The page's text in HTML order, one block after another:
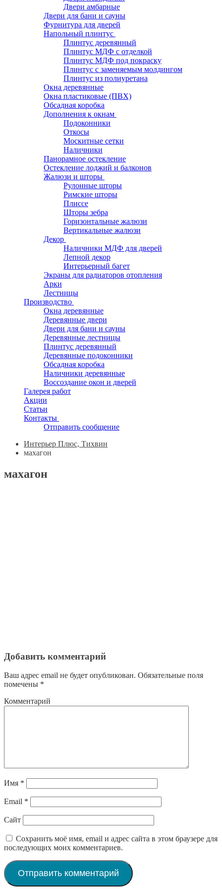
Двери амбарные
Двери для бани и сауны
Фурнитура для дверей
Напольный плинтус
Плинтус деревянный
Плинтус МДФ с отделкой
Плинтус МДФ под покраску
Плинтус с заменяемым молдингом
Плинтус из полиуретана
Окна деревянные
Окна пластиковые (ПВХ)
Обсадная коробка
Дополнения к окнам
Подоконники
Откосы
Москитные сетки
Наличники
Панорамное остекление
Остекление лоджий и балконов
Жалюзи и шторы
Рулонные шторы
Римские шторы
Плиссе
Шторы зебра
Горизонтальные жалюзи
Вертикальные жалюзи
Декор
Наличники МДФ для дверей
Лепной декор
Интерьерный багет
Экраны для радиаторов отопления
Арки
Лестницы
Производство
Окна деревянные
Деревянные двери
Двери для бани и сауны
Деревянные лестницы
Плинтус деревянный
Деревянные подоконники
Обсадная коробка
Наличники деревянные
Воссоздание окон и дверей
Галерея работ
Акции
Статьи
Контакты
Отправить сообщение
Интерьер Плюс, Тихвин
махагон
махагон
Добавить комментарий
Ваш адрес email не будет опубликован. Обязательные поля
помечены *
Комментарий
Имя *
Email *
Сайт
Сохранить моё имя, email и адрес сайта в этом браузере для
последующих моих комментариев.